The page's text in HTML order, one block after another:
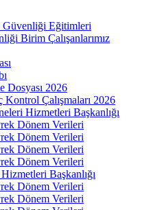
Güvenliği Eğitimleri
Birim Çalışanlarımız
Dosyası 2026
Kontrol Çalışmaları 2026
Hizmetleri Başkanlığı
Dönem Verileri
Dönem Verileri
Dönem Verileri
Dönem Verileri
Başkanlığı
Dönem Verileri
Dönem Verileri